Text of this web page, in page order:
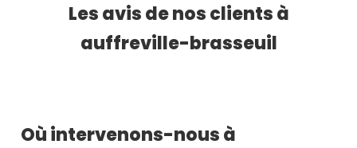
Les avis de nos clients à
auffreville-brasseuil
Où intervenons-nous à